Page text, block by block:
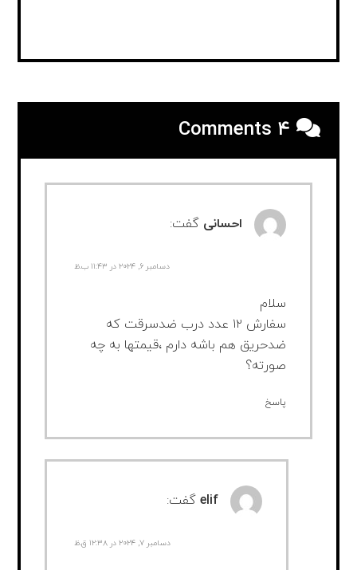
۴ Comments
احسانی گفت:
دسامبر ۶, ۲۰۲۴ در ۱۱:۴۳ ب.ظ
سلام
سفارش ۱۲ عدد درب ضدسرقت که
ضدحریق هم باشه دارم ،قیمتها به چه
صورته؟
پاسخ
elif گفت:
دسامبر ۷, ۲۰۲۴ در ۱۲:۳۸ ق.ظ